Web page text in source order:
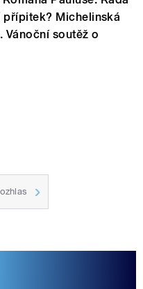
Michelinská
Vánoční soutěž o